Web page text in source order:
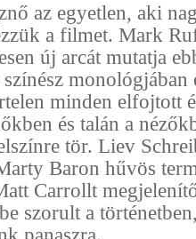
az egyetlen, aki
a filmet. Mark
új arcát mutatja
monológjában
minden elfojtott
és talán a
tör. Liev
Baron hűvös
Carrollt
szorult a